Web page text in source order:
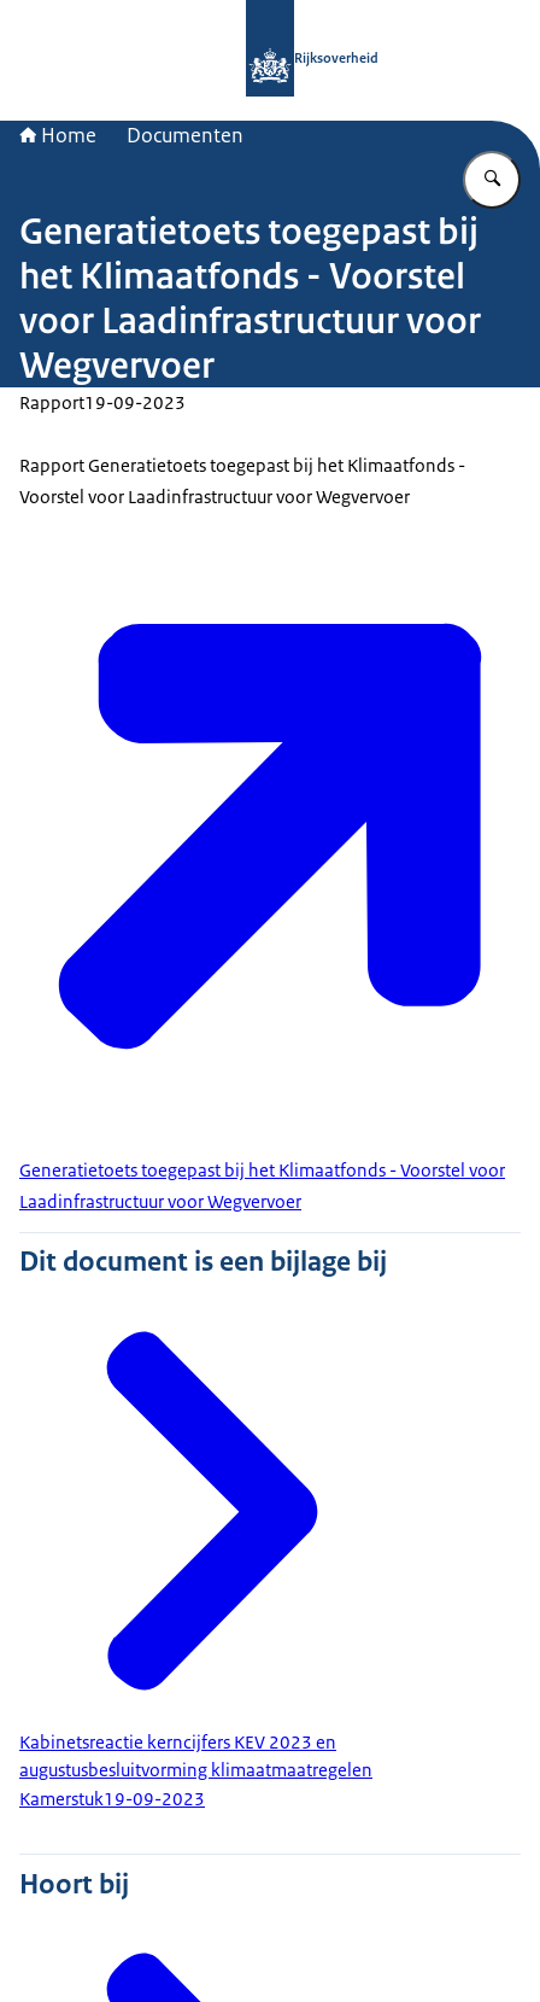
Rijksoverheid
Home Documenten
Generatietoets toegepast bij
het Klimaatfonds - Voorstel
voor Laadinfrastructuur voor
Wegvervoer
Rapport19-09-2023
Rapport Generatietoets toegepast bij het Klimaatfonds -
Voorstel voor Laadinfrastructuur voor Wegvervoer
Generatietoets toegepast bij het Klimaatfonds - Voorstel voor
Laadinfrastructuur voor Wegvervoer
Dit document is een bijlage bij
Kabinetsreactie kerncijfers KEV 2023 en
augustusbesluitvorming klimaatmaatregelen
Kamerstuk19-09-2023
Hoort bij